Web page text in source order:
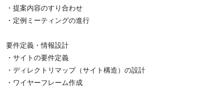
・提案内容のすり合わせ
・定例ミーティングの進行
要件定義・情報設計
・サイトの要件定義
・ディレクトリマップ（サイト構造）の設計
・ワイヤーフレーム作成